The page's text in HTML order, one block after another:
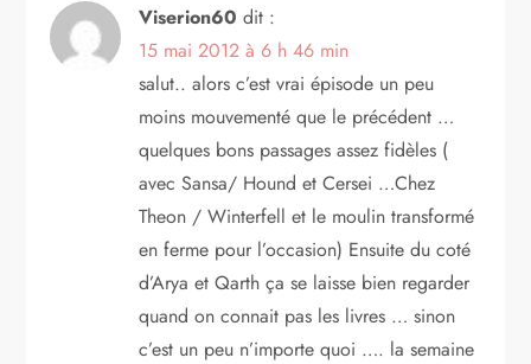
Viserion60 dit :
15 mai 2012 à 6 h 46 min
salut.. alors c’est vrai épisode un peu
moins mouvementé que le précédent …
quelques bons passages assez fidèles (
avec Sansa/ Hound et Cersei …Chez
Theon / Winterfell et le moulin transformé
en ferme pour l’occasion) Ensuite du coté
d’Arya et Qarth ça se laisse bien regarder
quand on connait pas les livres … sinon
c’est un peu n’importe quoi …. la semaine